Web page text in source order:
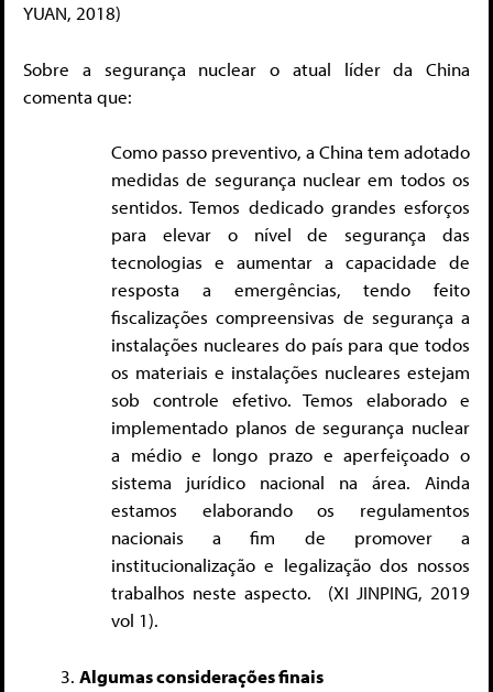
YUAN, 2018)
Sobre a segurança nuclear o atual líder da China
comenta que:
Como passo preventivo, a China tem adotado
medidas de segurança nuclear em todos os
sentidos. Temos dedicado grandes esforços
para elevar o nível de segurança das
tecnologias e aumentar a capacidade de
resposta a emergências, tendo feito
fiscalizações compreensivas de segurança a
instalações nucleares do país para que todos
os materiais e instalações nucleares estejam
sob controle efetivo. Temos elaborado e
implementado planos de segurança nuclear
a médio e longo prazo e aperfeiçoado o
sistema jurídico nacional na área. Ainda
estamos elaborando os regulamentos
nacionais a fim de promover a
institucionalização e legalização dos nossos
trabalhos neste aspecto. (XI JINPING, 2019
vol 1).
Algumas considerações finais